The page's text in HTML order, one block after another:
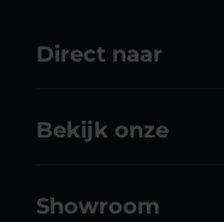
Direct naar
Bekijk onze
Showroom